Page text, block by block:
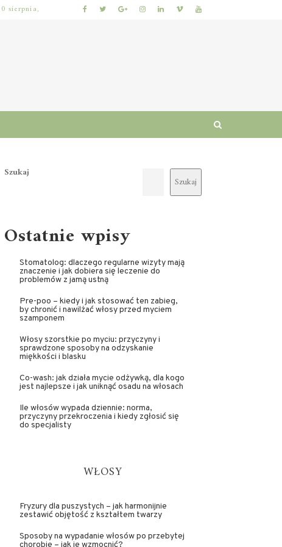
I RUTYNA
sierpnia,
Szukaj
Szukaj
Ostatnie wpisy
Stomatolog: dlaczego regularne wizyty mają
znaczenie i jak dobiera się leczenie do
problemów z jamą ustną
Pre-poo – kiedy i jak stosować ten zabieg,
by chronić i nawilżać włosy przed myciem
szamponem
Włosy szorstkie po myciu: przyczyny i
sprawdzone sposoby na odzyskanie
miękkości i blasku
Co-wash: jak działa mycie odżywką, dla kogo
jest najlepsze i jak uniknąć osadu na włosach
Ile włosów wypada dziennie: norma,
przyczyny przekroczenia i kiedy zgłosić się
do specjalisty
WŁOSY
Fryzury dla puszystych – jak harmonijnie
zestawić objętość z kształtem twarzy
Sposoby na wypadanie włosów po przebytej
chorobie – jak je wzmocnić?